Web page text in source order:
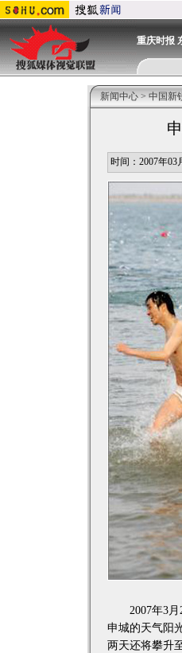
重庆时报
新闻中心>中国新
时间：2007年03
2007年3月
申城的天气阳
两天还将攀升